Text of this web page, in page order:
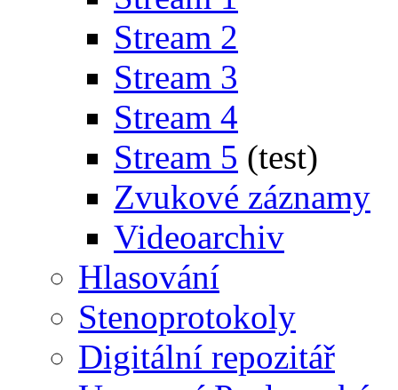
Stream 2
Stream 3
Stream 4
Stream 5 (test)
Zvukové záznamy
Videoarchiv
Hlasování
Stenoprotokoly
Digitální repozitář